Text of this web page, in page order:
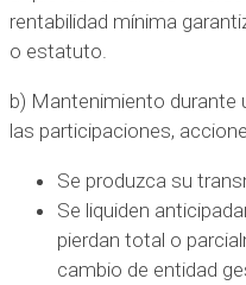
rentabilidad mínima
o estatuto.
b) Mantenimiento durante
las participaciones,
Se produzca su
Se liquiden
pierdan total o
cambio de entidad